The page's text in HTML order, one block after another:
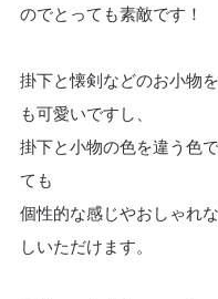
のでとっても素敵です！
掛下と懐剣などのお小物
も可愛いですし、
掛下と小物の色を違う色
ても
個性的な感じやおしゃれ
しいただけます。